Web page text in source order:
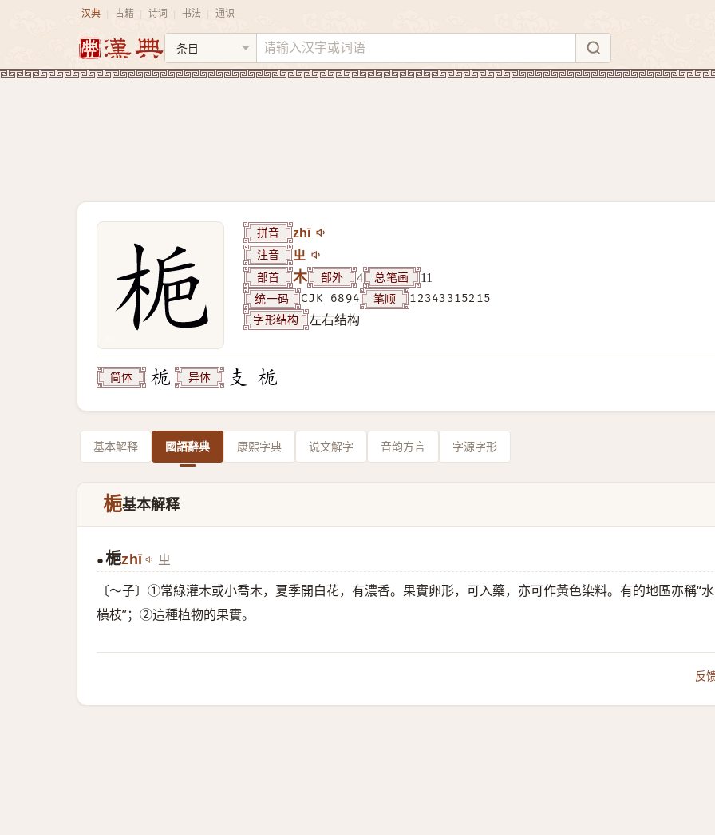
汉典 古籍 诗词 书法 通识
拼音 zhī
注音 ㄓ
部首 木 部外 4 总笔画 11
统一码 CJK 6894 笔顺 12343315215
字形结构 左右结构
简体 异体
基本解释 國語辭典 康熙字典 说文解字 音韵方言 字源字形
梔基本解释
● 梔zhī ㄓ
〔～子〕①常綠灌木或小喬木，夏季開白花，有濃香。果實卵形，可入藥，亦可作黃色染料。有的地區亦稱“水
橫枝”；②這種植物的果實。
反